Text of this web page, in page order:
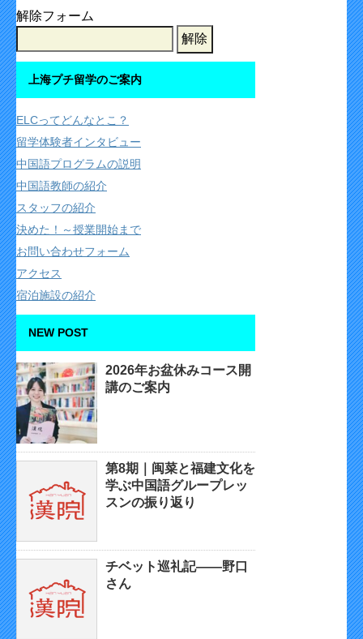
解除フォーム
上海プチ留学のご案内
ELCってどんなとこ？
留学体験者インタビュー
中国語プログラムの説明
中国語教師の紹介
スタッフの紹介
決めた！～授業開始まで
お問い合わせフォーム
アクセス
宿泊施設の紹介
NEW POST
2026年お盆休みコース開
講のご案内
第8期｜闽菜と福建文化を
学ぶ中国語グループレッ
スンの振り返り
チベット巡礼記——野口
さん